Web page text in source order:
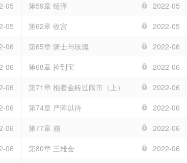
05 第59章 链弹 2022-05
05 第62章 收宫 2022-05
06 第65章 骑士与玫瑰 2022-06
06 第68章 捡到宝 2022-06
06 第71章 抱着金砖过闹市（上） 2022-06
06 第74章 严阵以待 2022-06
06 第77章 崩 2022-06
06 第80章 三雄会 2022-06